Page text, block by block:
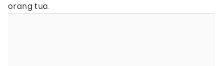
orang tua.